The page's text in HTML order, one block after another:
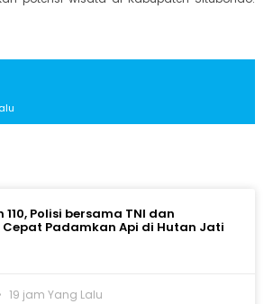
110, Polisi bersama TNI dan
Padamkan Api di Hutan Jati
19 jam Yang Lalu